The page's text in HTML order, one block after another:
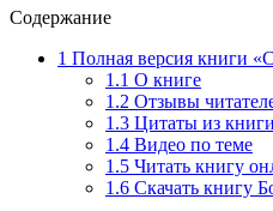
Содержание
1 Полная версия книги
1.1 О книге
1.2 Отзывы
1.3 Цитаты из книги
1.4 Видео по теме
1.5 Читать книгу
1.6 Скачать книгу